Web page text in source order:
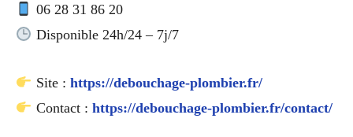
06 28 31 86 20
Disponible 24h/24 – 7j/7
Site : https://debouchage-plombier.fr/
Contact : https://debouchage-plombier.fr/contact/